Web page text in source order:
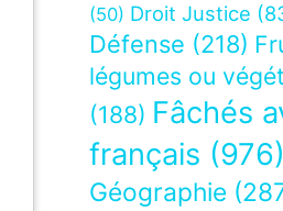
(50) Droit Justice
Défense (218)
légumes ou
(188) Fâchés
français (976)
Géographie